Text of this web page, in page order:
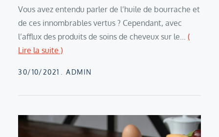
Vous avez entendu parler de l’huile de bourrache et
de ces innombrables vertus ? Cependant, avec
l’afflux des produits de soins de cheveux sur le…(
Lire la suite )
Posted
30/10/2021 ADMIN